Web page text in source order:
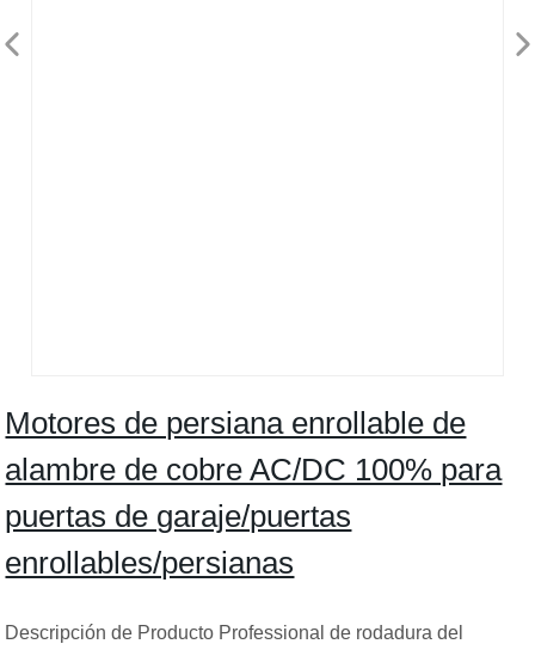
Motores de persiana enrollable de
alambre de cobre AC/DC 100% para
puertas de garaje/puertas
enrollables/persianas
Descripción de Producto Professional de rodadura del